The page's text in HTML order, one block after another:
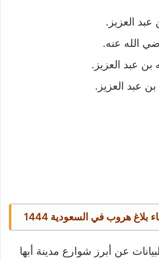
العزيز.
الله عنه.
بن عبد العزيز.
عبد العزيز.
بلاغ هروب في السعودية 1444
عن أبرز شوارع مدينة أبها